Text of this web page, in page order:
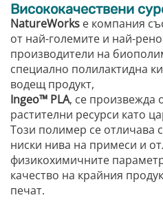
Висококачествени
NatureWorks е компания
от най-големите и най-
производители на
специално полилактидна
водещ продукт,
Ingeo™ PLA, се произвежда
растителни ресурси като
Този полимер се отличава
ниски нива на примеси и
физикохимичните
качество на крайния
печат.